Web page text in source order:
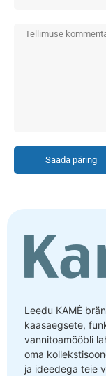
Saada päring
Leedu KAMĖ
kaasaegsete,
vannitoamööbli
oma
ja ideedega teie